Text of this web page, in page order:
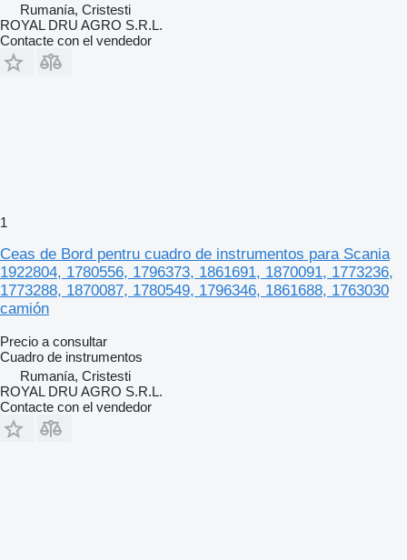
Rumanía, Cristesti
ROYAL DRU AGRO S.R.L.
Contacte con el vendedor
1
Ceas de Bord pentru cuadro de instrumentos para Scania
1922804, 1780556, 1796373, 1861691, 1870091, 1773236,
1773288, 1870087, 1780549, 1796346, 1861688, 1763030
camión
Precio a consultar
Cuadro de instrumentos
Rumanía, Cristesti
ROYAL DRU AGRO S.R.L.
Contacte con el vendedor